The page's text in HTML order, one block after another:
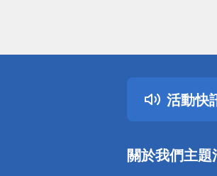
活動快
關於我們主題